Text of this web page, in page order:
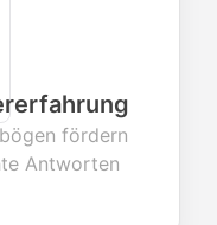
fördern
Antworten